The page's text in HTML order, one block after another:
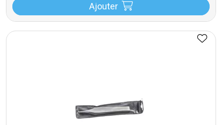
Ajouter